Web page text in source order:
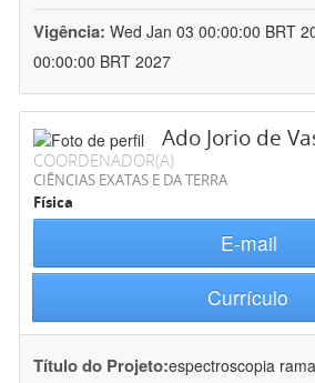
Vigência: Wed Jan 03 00:00:00 BRT
00:00:00 BRT 2027
Ado Jorio de
COORDENADOR(A)
CIÊNCIAS EXATAS E DA TERRA
Física
E-mail
Currículo
Título do Projeto:espectroscopia